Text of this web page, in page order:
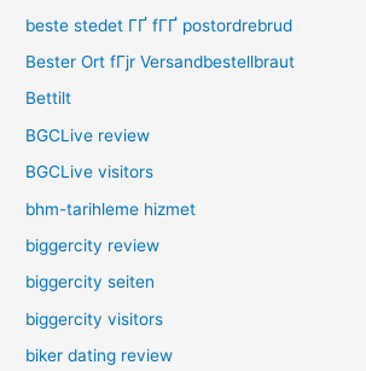
beste stedet ГҐ fГҐ postordrebrud
Bester Ort fГјr Versandbestellbraut
Bettilt
BGCLive review
BGCLive visitors
bhm-tarihleme hizmet
biggercity review
biggercity seiten
biggercity visitors
biker dating review